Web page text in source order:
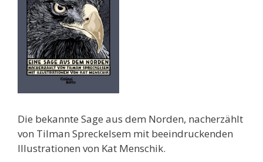
Die bekannte Sage aus dem Norden, nacherzählt
von Tilman Spreckelsem mit beeindruckenden
Illustrationen von Kat Menschik.